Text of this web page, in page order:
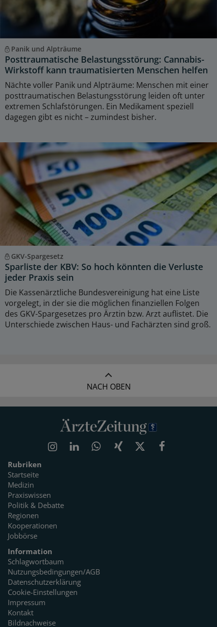
Panik und Alpträume
Posttraumatische Belastungsstörung: Cannabis-
Wirkstoff kann traumatisierten Menschen helfen
Nächte voller Panik und Alpträume: Menschen mit einer
posttraumatischen Belastungsstörung leiden oft unter
extremen Schlafstörungen. Ein Medikament speziell
dagegen gibt es nicht – zumindest bisher.
GKV-Spargesetz
Sparliste der KBV: So hoch könnten die Verluste
jeder Praxis sein
Die Kassenärztliche Bundesvereinigung hat eine Liste
vorgelegt, in der sie die möglichen finanziellen Folgen
des GKV-Spargesetzes pro Ärztin bzw. Arzt auflistet. Die
Unterschiede zwischen Haus- und Fachärzten sind groß.
NACH OBEN
Rubriken
Startseite
Medizin
Praxiswissen
Politik & Debatte
Regionen
Kooperationen
Jobbörse
Information
Schlagwortbaum
Nutzungsbedingungen/AGB
Datenschutzerklärung
Cookie-Einstellungen
Impressum
Kontakt
Bildnachweise